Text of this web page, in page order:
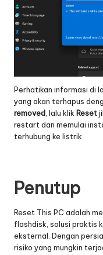
Perhatikan informasi di
yang akan terhapus
removed , lalu klik Reset
restart dan memulai
terhubung ke listrik.
Penutup
Reset This PC adalah
flashdisk, solusi praktis
eksternal. Dengan
risiko yang mungkin